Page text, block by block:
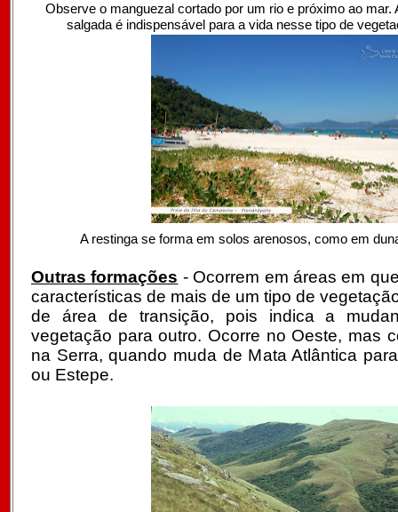
Observe o manguezal cortado por um rio e próximo ao mar.
salgada é indispensável para a vida nesse tipo de
A restinga se forma em solos arenosos, como em
Outras formações - Ocorrem em áreas em
características de mais de um tipo de
de área de transição, pois indica a
vegetação para outro. Ocorre no Oeste, mas
na Serra, quando muda de Mata Atlântica
ou Estepe.